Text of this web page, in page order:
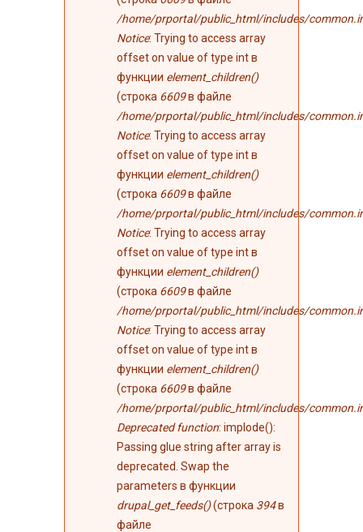
/home/prportal/public_html/includes/
Notice: Trying to access array
offset on value of type int в
функции element_children()
(строка 6609в файле
/home/prportal/public_html/includes/
Notice: Trying to access array
offset on value of type int в
функции element_children()
(строка 6609в файле
/home/prportal/public_html/includes/
Notice: Trying to access array
offset on value of type int в
функции element_children()
(строка 6609в файле
/home/prportal/public_html/includes/
Notice: Trying to access array
offset on value of type int в
функции element_children()
(строка 6609в файле
/home/prportal/public_html/includes/
Deprecated function: implode():
Passing glue string after array is
deprecated. Swap the
parameters в функции
drupal_get_feeds()(строка 394в
файле